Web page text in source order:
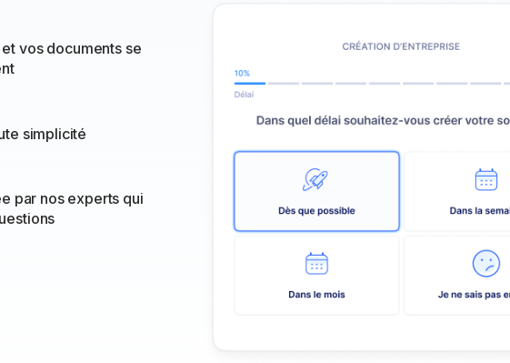
vos documents se
simplicité
par nos experts qui